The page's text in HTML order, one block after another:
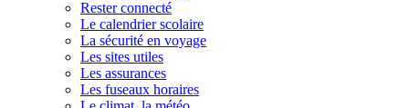
Rester connecté
Le calendrier scolaire
La sécurité en voyage
Les sites utiles
Les assurances
Les fuseaux horaires